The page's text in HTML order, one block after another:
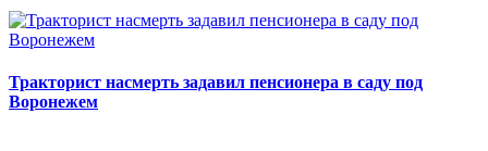
Тракторист насмерть задавил пенсионера в саду под
Воронежем